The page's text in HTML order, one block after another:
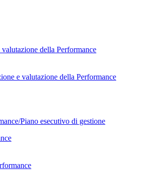
della Performance
e valutazione della Performance
Piano esecutivo di gestione